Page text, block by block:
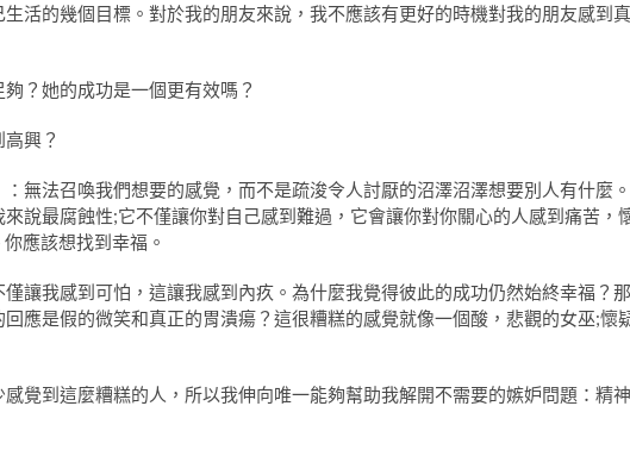
活的幾個目標。對於我的朋友來說，我不應該有更好的時機對我的朋友感到真
？她的成功是一個更有效嗎？
興？
無法召喚我們想要的感覺，而不是疏浚令人討厭的沼澤沼澤想要別人有什麼。
說最腐蝕性;它不僅讓你對自己感到難過，它會讓你對你關心的人感到痛苦，
應該想找到幸福。
讓我感到可怕，這讓我感到內疚。為什麼我覺得彼此的成功仍然始終幸福？那
應是假的微笑和真正的胃潰瘍？這很糟糕的感覺就像一個酸，悲觀的女巫;懷
覺到這麼糟糕的人，所以我伸向唯一能夠幫助我解開不需要的嫉妒問題：精神